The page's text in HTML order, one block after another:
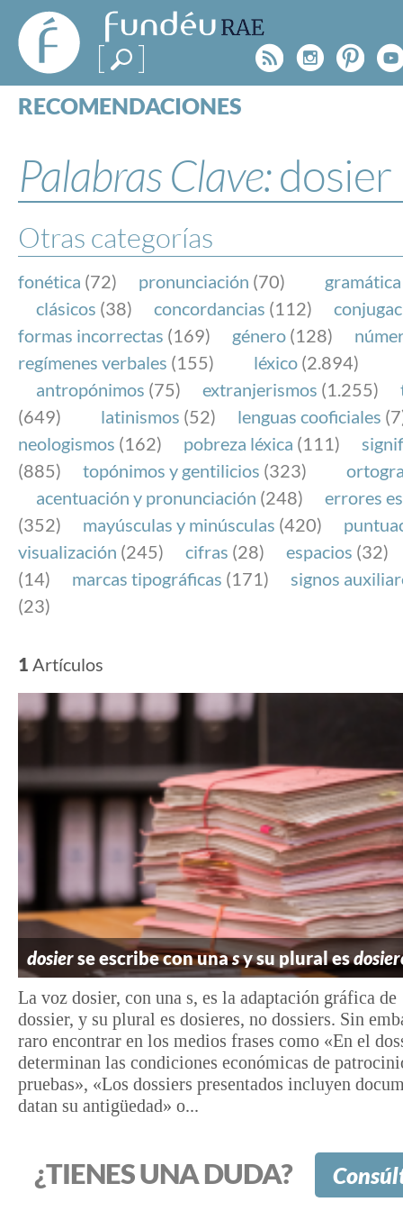
FundéuRAE
- Fundación
del Español
Urgente
Rss
RECOMENDACIONES
ESPECIALES
BLOG
NOTICIAS
SOBRE LA FUNDÉURAE
FundéuRAE es una fundación patrocinada por la
y la Real Academia Española, cuyo objetivo es
el buen uso del español en los medios de
Internet.
Palabras Clave:dosier
Otras categorías
fonética (72) pronunciación (70) gramática
clásicos (38) concordancias (112)
formas incorrectas (169) género (128)
regímenes verbales (155) léxico (2.894)
antropónimos (75) extranjerismos (1.255)
(649)
latinismos (52) lenguas cooficiales
neologismos (162) pobreza léxica (111)
(885)
topónimos y gentilicios (323)
acentuación y pronunciación (248)
errores
(352)
mayúsculas y minúsculas (420)
visualización (245) cifras (28) espacios (32)
(14)
marcas tipográficas (171)
signos
(23)
1 Artículos
dosierse escribe con unasy su plural es
La voz dosier, con una s, es la adaptación gráfica de
dossier, y su plural es dosieres, no dossiers. Sin
raro encontrar en los medios frases como «En el
determinan las condiciones económicas de
pruebas», «Los dossiers presentados incluyen
datan su antigüedad» o...
¿TIENES UNA DUDA?